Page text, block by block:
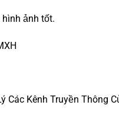
ảnh tốt.
Các Kênh Truyền Thông